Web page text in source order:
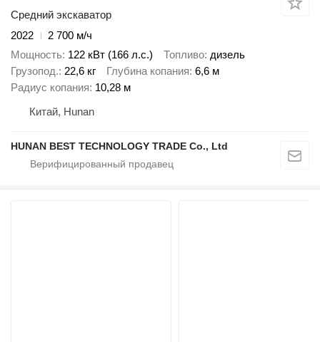
Средний экскаватор
2022
2 700 м/ч
Мощность 122 кВт (166 л.с.) Топливо дизель
Грузопод. 22,6 кг Глубина копания 6,6 м
Радиус копания 10,28 м
Китай, Hunan
HUNAN BEST TECHNOLOGY TRADE Co., Ltd